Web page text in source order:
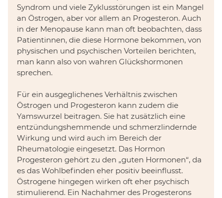
Syndrom und viele Zyklusstörungen ist ein Mangel
an Östrogen, aber vor allem an Progesteron. Auch
in der Menopause kann man oft beobachten, dass
Patientinnen, die diese Hormone bekommen, von
physischen und psychischen Vorteilen berichten,
man kann also von wahren Glückshormonen
sprechen.
Für ein ausgeglichenes Verhältnis zwischen
Östrogen und Progesteron kann zudem die
Yamswurzel beitragen. Sie hat zusätzlich eine
entzündungshemmende und schmerzlindernde
Wirkung und wird auch im Bereich der
Rheumatologie eingesetzt. Das Hormon
Progesteron gehört zu den „guten Hormonen“, da
es das Wohlbefinden eher positiv beeinflusst.
Östrogene hingegen wirken oft eher psychisch
stimulierend. Ein Nachahmer des Progesterons